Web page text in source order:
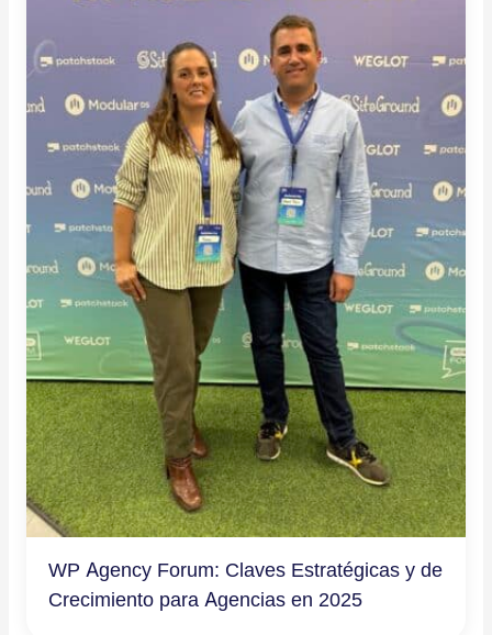
WP Agency Forum: Claves Estratégicas y de
Crecimiento para Agencias en 2025